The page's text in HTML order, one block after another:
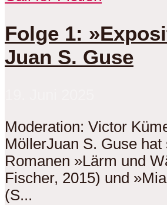
Folge 1:
Juan S. Guse
Moderation: Victor
MöllerJuan S. Guse hat
Romanen »Lärm und
Fischer, 2015) und
(S...